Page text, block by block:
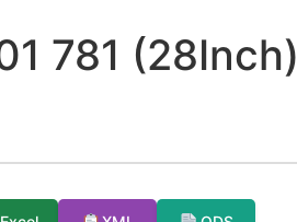
781 (28Inch)